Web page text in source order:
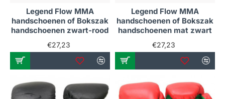
Legend Flow MMA
handschoenen of Bokszak
handschoenen zwart-rood
€27,23
Legend Flow MMA
handschoenen of Bokszak
handschoenen mat zwart
€27,23